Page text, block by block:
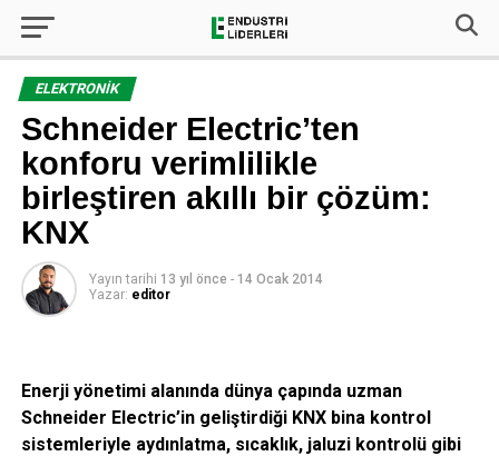
ELEKTRONIK
Schneider Electric’ten
konforu verimlilikle
birleştiren akıllı bir çözüm:
KNX
Yayın tarihi 13 yıl önce - 14 Ocak 2014
Yazar: editor
Enerji yönetimi alanında dünya çapında uzman
Schneider Electric’in geliştirdiği KNX bina kontrol
sistemleriyle aydınlatma, sıcaklık, jaluzi kontrolü gibi